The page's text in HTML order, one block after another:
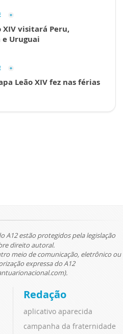
XIV visitará Peru,
Uruguai
Leão XIV fez nas férias
A12 estão protegidos pela legislação
direito autoral.
meio de comunicação, eletrônico ou
expressa do A12
Redação
aplicativo aparecida
campanha da fraternidade